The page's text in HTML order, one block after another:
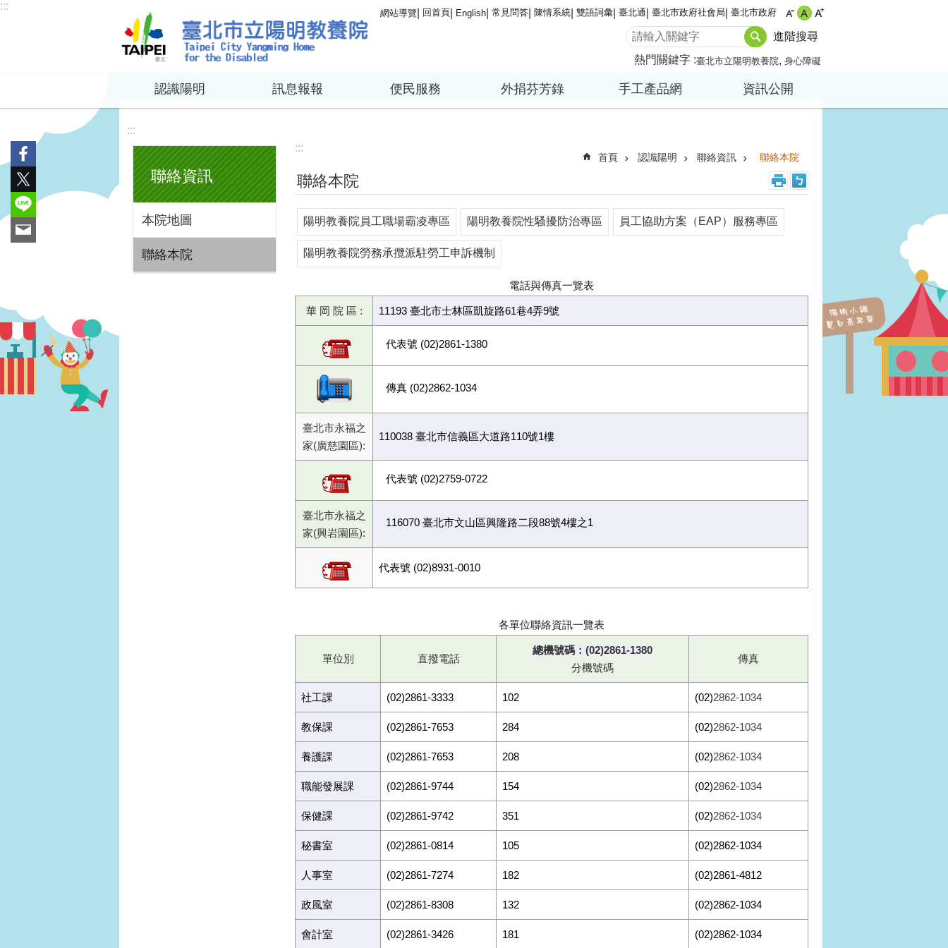
跳到主要內容區塊
:::
網站導覽 回首頁 English 常見問答 陳情系統 雙語詞彙 臺北通 臺北市政府社會局 臺北市政府
進階搜尋
熱門關鍵字 臺北市立陽明教養院 身心障礙
認識陽明 訊息報報 便民服務 外捐芬芳錄 手工產品網 資訊公開
:::
聯絡資訊
本院地圖
聯絡本院
:::
首頁 認識陽明 聯絡資訊 聯絡本院
聯絡本院
陽明教養院員工職場霸凌專區 陽明教養院性騷擾防治專區 員工協助方案（EAP）服務專區
陽明教養院勞務承攬派駐勞工申訴機制
電話與傳真一覽表
華 岡 院 區 : 11193 臺北市士林區凱旋路61巷4弄9號
代表號 (02)2861-1380
傳真 (02)2862-1034
臺北市永福之
家(廣慈園區):
110038 臺北市信義區大道路110號1樓
代表號 (02)2759-0722
臺北市永福之
家(興岩園區):
116070 臺北市文山區興隆路二段88號4樓之1
代表號 (02)8931-0010
各單位聯絡資訊一覽表
單位別 直撥電話
總機號碼：(02)2861-1380
分機號碼
傳真
社工課 (02)2861-3333 102 (02)2862-1034
教保課 (02)2861-7653 284 (02)2862-1034
養護課 (02)2861-7653 208 (02)2862-1034
職能發展課 (02)2861-9744 154 (02)2862-1034
保健課 (02)2861-9742 351 (02)2862-1034
秘書室 (02)2861-0814 105 (02)2862-1034
人事室 (02)2861-7274 182 (02)2861-4812
政風室 (02)2861-8308 132 (02)2862-1034
會計室 (02)2861-3426 181 (02)2862-1034